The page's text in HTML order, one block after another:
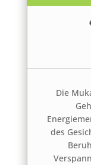
Die
des